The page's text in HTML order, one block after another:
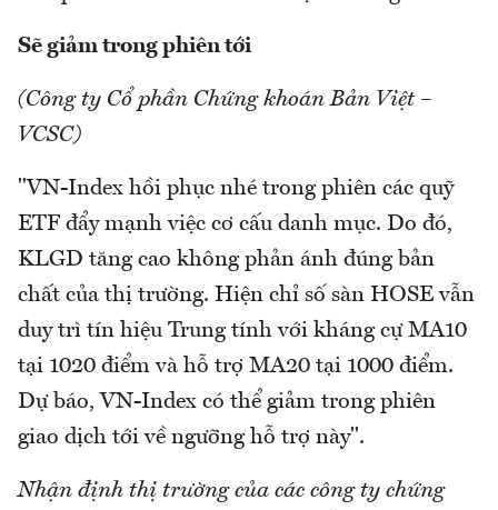
Sẽ giảm trong phiên tới
(Công ty Cổ phần Chứng khoán Bản Việt –
VCSC)
"VN-Index hồi phục nhé trong phiên các quỹ
ETF đẩy mạnh việc cơ cấu danh mục. Do đó,
KLGD tăng cao không phản ánh đúng bản
chất của thị trường. Hiện chỉ số sàn HOSE vẫn
duy trì tín hiệu Trung tính với kháng cự MA10
tại 1020 điểm và hỗ trợ MA20 tại 1000 điểm.
Dự báo, VN-Index có thể giảm trong phiên
giao dịch tới về ngưỡng hỗ trợ này".
Nhận định thị trường của các công ty chứng